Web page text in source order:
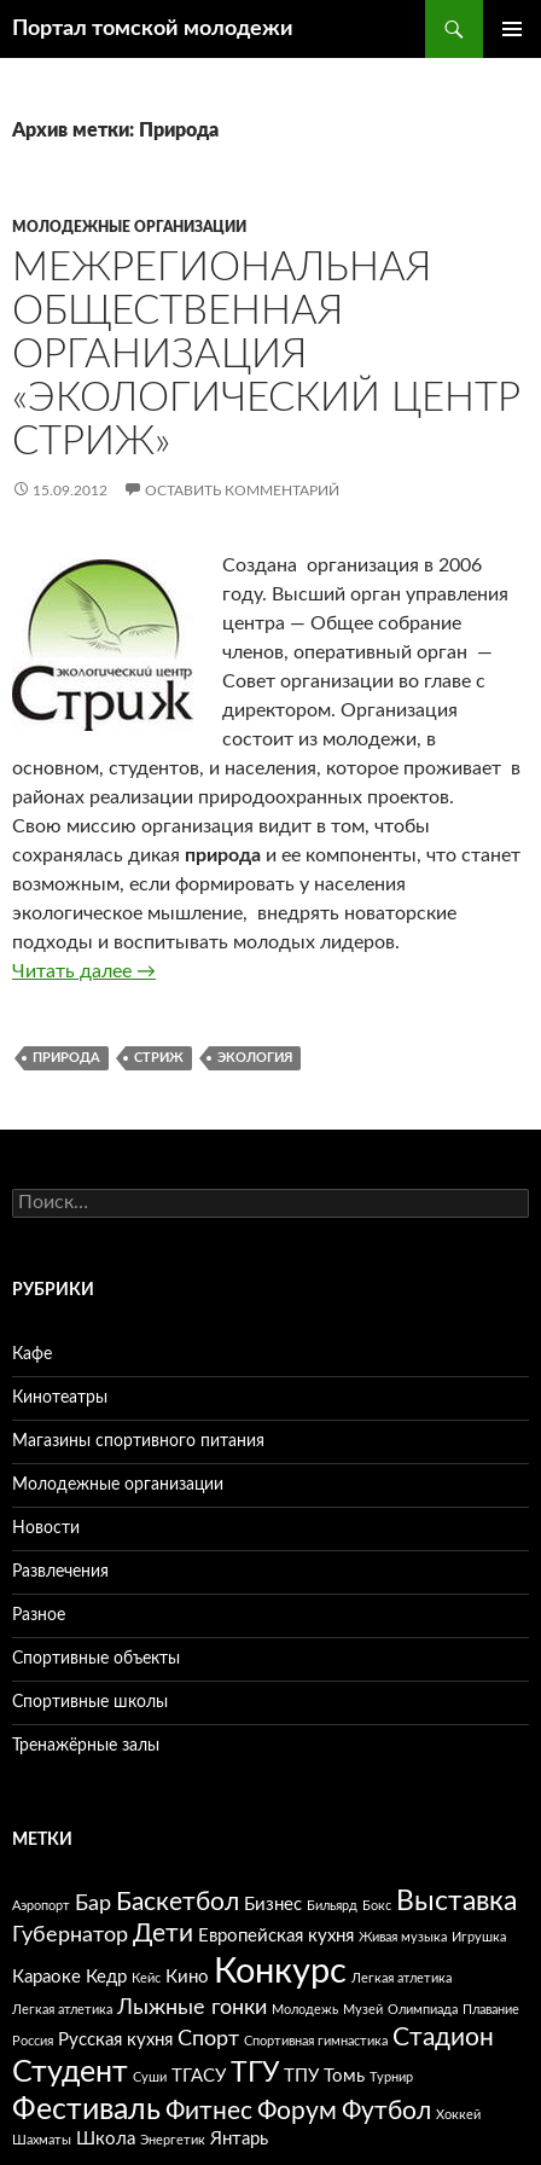
Портал томской молодежи
Архив метки: Природа
МОЛОДЕЖНЫЕ ОРГАНИЗАЦИИ
МЕЖРЕГИОНАЛЬНАЯ
ОБЩЕСТВЕННАЯ
ОРГАНИЗАЦИЯ
«ЭКОЛОГИЧЕСКИЙ ЦЕНТР
СТРИЖ»
15.09.2012 ОСТАВИТЬ КОММЕНТАРИЙ
Создана организация в 2006
году. Высший орган управления
центра — Общее собрание
членов, оперативный орган —
Совет организации во главе с
директором. Организация
состоит из молодежи, в
основном, студентов, и населения, которое проживает в
районах реализации природоохранных проектов.
Свою миссию организация видит в том, чтобы
сохранялась дикая природа и ее компоненты, что станет
возможным, если формировать у населения
экологическое мышление, внедрять новаторские
подходы и воспитывать молодых лидеров.
Читать далее Межрегиональная общественная
→
ПРИРОДА СТРИЖ ЭКОЛОГИЯ
Н
а
иРУБРИКИ
Кафе
Кинотеатры
Магазины спортивного питания
Молодежные организации
Новости
Развлечения
Разное
Спортивные объекты
Спортивные школы
Тренажёрные залы
МЕТКИ
Аэропорт Бар Баскетбол Бизнес Бильярд Бокс Выставка
Губернатор Дети Европейская кухня Живая музыка Игрушка
Караоке Кедр Кейс Кино Конкурс Легкая атлетика
Легкая атлетика Лыжные гонки Молодежь Музей Олимпиада Плавание
Россия Русская кухня Спорт Спортивная гимнастика Стадион
Студент Суши ТГАСУ ТГУ ТПУ Томь Турнир
ФестивальФитнесФорум Футбол Хоккей
Шахматы Школа Энергетик Янтарь